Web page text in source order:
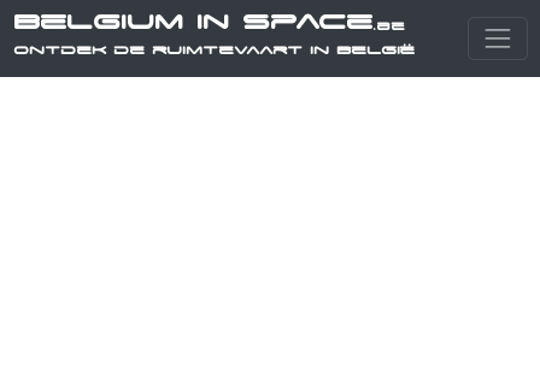
Belgium in Space.be
Ontdek de ruimtevaart in België